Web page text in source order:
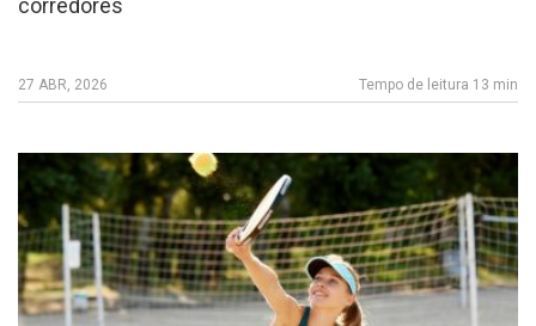
corredores
27 ABR, 2026 Tempo de leitura 13 min